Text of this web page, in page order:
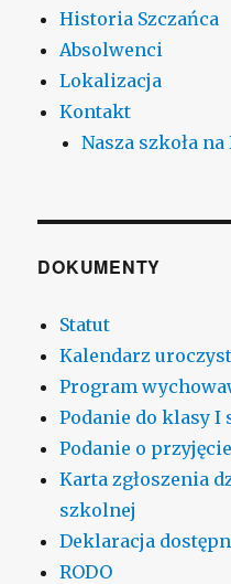
Historia Szczańca
Absolwenci
Lokalizacja
Kontakt
Nasza szkoła na
DOKUMENTY
Statut
Kalendarz
Program
Podanie do klasy I
Podanie o
Karta zgłoszenia
szkolnej
Deklaracja
RODO